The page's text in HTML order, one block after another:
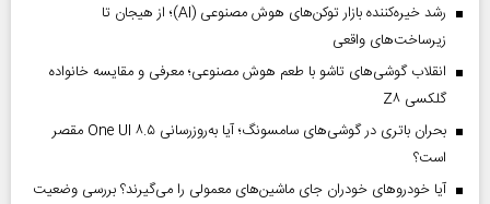
رشد خیره‌کننده بازار توکن‌های هوش مصنوعی (AI)؛ از هیجان تا
زیرساخت‌های واقعی
انقلاب گوشی‌های تاشو‌ با طعم هوش مصنوعی؛ معرفی و مقایسه خانواده
گلکسی Z۸
بحران باتری در گوشی‌های سامسونگ؛ آیا به‌روزرسانی One UI ۸.۵ مقصر
است؟
آیا خودروهای خودران جای ماشین‌های معمولی را می‌گیرند؟ بررسی وضعیت